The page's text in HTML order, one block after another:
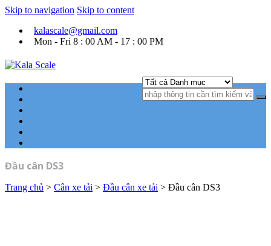
Skip to navigation Skip to content
kalascale@gmail.com
Mon - Fri 8 : 00 AM - 17 : 00 PM
Kala Scale
Kỹ thuật tự động hóa Ngành cân điện tử.
Đầu cân DS3
Trang chủ > Cân xe tải > Đầu cân xe tải > Đầu cân DS3